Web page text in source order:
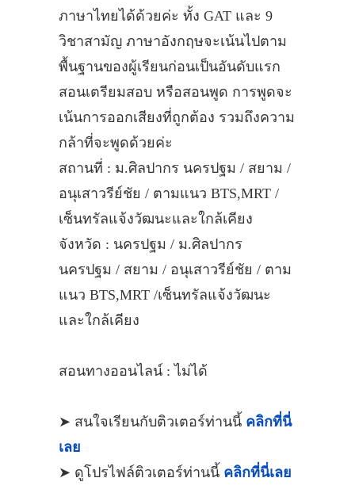
ภาษาไทยได้ด้วยค่ะ ทั้ง GAT และ 9
วิชาสามัญ ภาษาอังกฤษจะเน้นไปตาม
พื้นฐานของผู้เรียนก่อนเป็นอันดับแรก
สอนเตรียมสอบ หรือสอนพูด การพูดจะ
เน้นการออกเสียงที่ถูกต้อง รวมถึงความ
กล้าที่จะพูดด้วยค่ะ
สถานที่ : ม.ศิลปากร นครปฐม / สยาม /
อนุเสาวรีย์ชัย / ตามแนว BTS,MRT /
เซ็นทรัลแจ้งวัฒนะและใกล้เคียง
จังหวัด : นครปฐม / ม.ศิลปากร
นครปฐม / สยาม / อนุเสาวรีย์ชัย / ตาม
แนว BTS,MRT /เซ็นทรัลแจ้งวัฒนะ
และใกล้เคียง
สอนทางออนไลน์ : ไม่ได้
➤ สนใจเรียนกับติวเตอร์ท่านนี้ คลิกที่นี่
เลย
➤ ดูโปรไฟล์ติวเตอร์ท่านนี้ คลิกที่นี่เลย